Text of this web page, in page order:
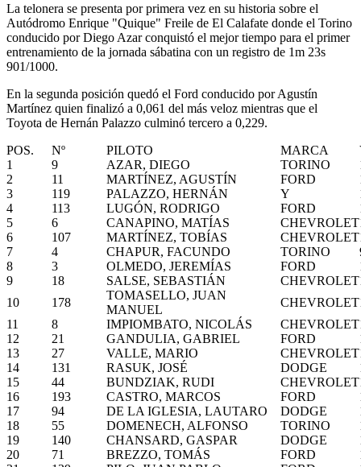
La telonera se presenta por primera vez en su historia sobre el
Autódromo Enrique "Quique" Freile de El Calafate donde el Torino
conducido por Diego Azar conquistó el mejor tiempo para el primer
entrenamiento de la jornada sábatina con un registro de 1m 23s
901/1000.
En la segunda posición quedó el Ford conducido por Agustín
Martínez quien finalizó a 0,061 del más veloz mientras que el
Toyota de Hernán Palazzo culminó tercero a 0,229.
POS.
Nº PILOTO MARCA
1
9 AZAR, DIEGO TORINO
2
11 MARTÍNEZ, AGUSTÍN FORD
3
119 PALAZZO, HERNÁN Y
4
113 LUGÓN, RODRIGO FORD
5
6 CANAPINO, MATÍAS CHEVROLET
6
107 MARTÍNEZ, TOBÍAS CHEVROLET
7
4 CHAPUR, FACUNDO TORINO
8
3 OLMEDO, JEREMÍAS FORD
9
18 SALSE, SEBASTIÁN CHEVROLET
10
178
TOMASELLO, JUAN
MANUEL
CHEVROLET
11
8 IMPIOMBATO, NICOLÁS CHEVROLET
12
21 GANDULIA, GABRIEL FORD
13
27 VALLE, MARIO CHEVROLET
14
131 RASUK, JOSÉ DODGE
15
44 BUNDZIAK, RUDI CHEVROLET
16
193 CASTRO, MARCOS FORD
17
94 DE LA IGLESIA, LAUTARO DODGE
18
55 DOMENECH, ALFONSO TORINO
19
140 CHANSARD, GASPAR DODGE
20
71 BREZZO, TOMÁS FORD